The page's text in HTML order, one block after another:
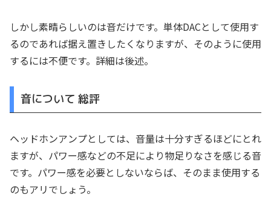
しかし素晴らしいのは音だけです。単体DACとして使用す
るのであれば据え置きしたくなりますが、そのように使用
するには不便です。詳細は後述。
音について 総評
ヘッドホンアンプとしては、音量は十分すぎるほどにとれ
ますが、パワー感などの不足により物足りなさを感じる音
です。パワー感を必要としないならば、そのまま使用する
のもアリでしょう。